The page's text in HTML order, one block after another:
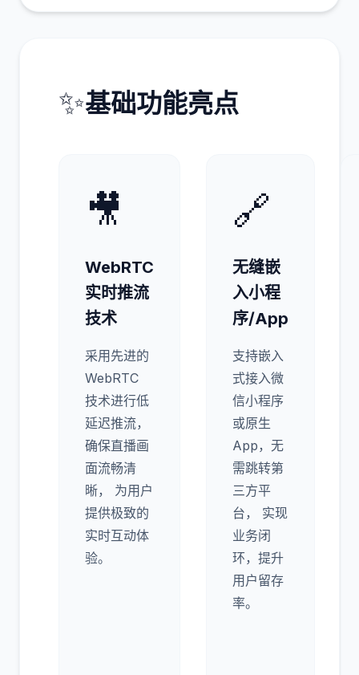
4
3
2
6
3
0
9
8
0
2
4
9
4
0
1
8
0
3
7
4
6
9
9
5
6
6
7
2
3
2
9
8
2
4
5
1
9
5
5
9
7
7
6
4
9
5
1
8
4
6
1
6
7
1
3
1
3
5
2
4674503718776258492122230099570
✨基础功能亮点
🎥
WebRTC
实时推流
技术
采用先进的
WebRTC
技术进行低
延迟推流，
确保直播画
面流畅清
晰， 为用户
提供极致的
实时互动体
验。
🔗
无缝嵌
入小程
序/App
支持嵌入
式接入微
信小程序
或原生
App，无
需跳转第
三方平
台， 实现
业务闭
环，提升
用户留存
率。